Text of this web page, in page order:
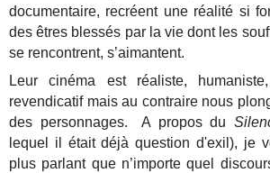
documentaire, recréent une réalité si
des êtres blessés par la vie dont les
se rencontrent, s’aimantent.
Leur cinéma est réaliste,
revendicatif mais au contraire nous
des personnages. A propos du
lequel il était déjà question d'exil), je
plus parlant que n’importe quel